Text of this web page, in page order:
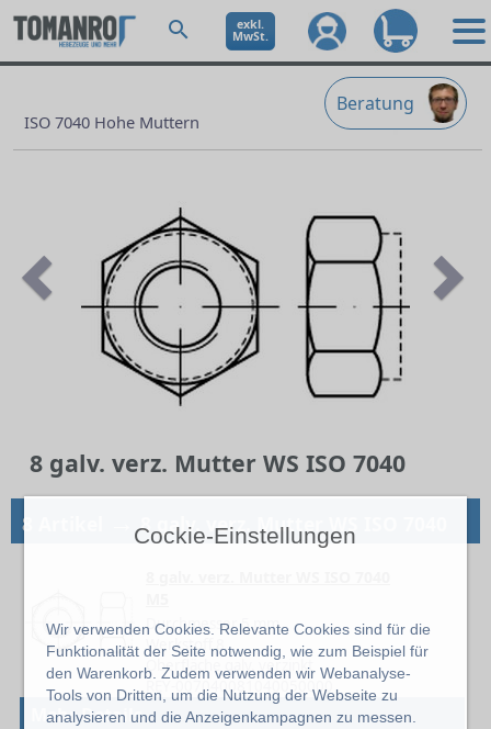
Cockie-Einstellungen
Wir verwenden Cookies. Relevante Cookies sind für die
Funktionalität der Seite notwendig, wie zum Beispiel für
den Warenkorb. Zudem verwenden wir Webanalyse-
Tools von Dritten, um die Nutzung der Webseite zu
analysieren und die Anzeigenkampagnen zu messen.
exkl.
MwSt.
Beratung
ISO 7040 Hohe Muttern
8 galv. verz. Mutter WS ISO 7040
8 Artikel 8 galv. verz. Mutter WS ISO 7040
Durchmesser 5 mm
Werkstoff 8
Oberfläche galv. verzinkt
REY-007040081040050000
Mehr Details